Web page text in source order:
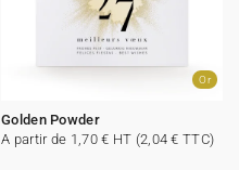
Or
Golden Powder
A partir de 1,70 € HT (2,04 € TTC)